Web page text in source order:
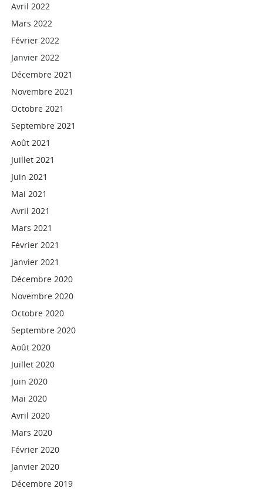
Avril 2022
Mars 2022
Février 2022
Janvier 2022
Décembre 2021
Novembre 2021
Octobre 2021
Septembre 2021
Août 2021
Juillet 2021
Juin 2021
Mai 2021
Avril 2021
Mars 2021
Février 2021
Janvier 2021
Décembre 2020
Novembre 2020
Octobre 2020
Septembre 2020
Août 2020
Juillet 2020
Juin 2020
Mai 2020
Avril 2020
Mars 2020
Février 2020
Janvier 2020
Décembre 2019